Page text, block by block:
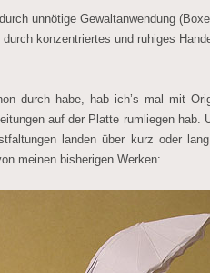
unnötige Gewaltanwendung
durch konzentriertes und ruhiges
durch habe, hab ich’s mal mit
auf der Platte rumliegen hab.
landen über kurz oder
meinen bisherigen Werken: